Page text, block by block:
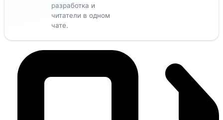
разработка и
читатели в одном
чате.